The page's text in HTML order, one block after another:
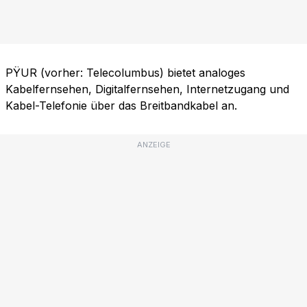
PŸUR (vorher: Telecolumbus) bietet analoges
Kabelfernsehen, Digitalfernsehen, Internetzugang und
Kabel-Telefonie über das Breitbandkabel an.
ANZEIGE